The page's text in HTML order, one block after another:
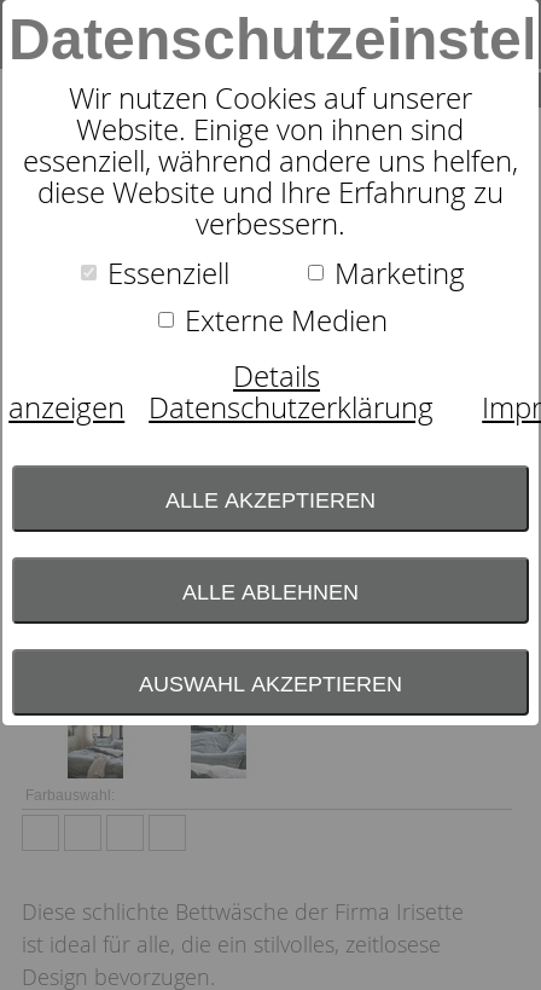
Wir nutzen Cookies auf unserer
Website. Einige von ihnen sind
essenziell, während andere uns helfen,
diese Website und Ihre Erfahrung zu
verbessern.
Essenziell
Marketing
Externe Medien
Details
anzeigen
Datenschutzerklärung
ALLE AKZEPTIEREN
ALLE ABLEHNEN
AUSWAHL AKZEPTIEREN
SUCHE
0
MAKO-SATIN BETTWÄSCHE
WAVE 8557
Farbauswahl:
Diese schlichte Bettwäsche der Firma Irisette
ist ideal für alle, die ein stilvolles, zeitlosese
Design bevorzugen.